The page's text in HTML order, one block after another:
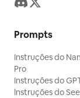
Prompts
Instruções do
Pro
Instruções do
Instruções do